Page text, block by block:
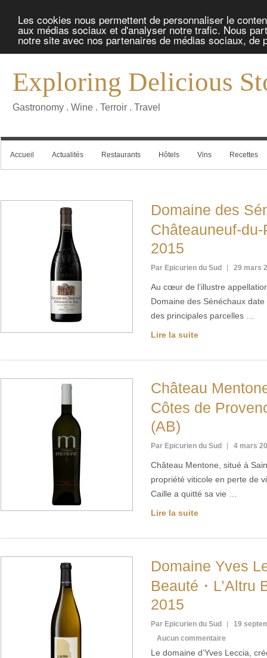
Les cookies nous permettent de personnaliser le
aux médias sociaux et d'analyser notre trafic. Nous
notre site avec nos partenaires de médias sociaux, de
Exploring Delicious
Gastronomy . Wine . Terroir . Travel
Accueil Actualités Restaurants Hôtels Vins Recettes
Domaine des
Châteauneuf-
2015
Par Epicurien du Sud 29 mars
Au cœur de l’illustre
Domaine des Sénéchaux
des principales parcelles …
Lire la suite
Château
Côtes de
(AB)
Par Epicurien du Sud 4 mars
Château Mentone, situé à
propriété viticole en perte de
Caille a quitté sa vie …
Lire la suite
Domaine Yves
Beauté・L’Altru
2015
Par Epicurien du Sud
19
Aucun commentaire
Le domaine d’Yves Leccia,